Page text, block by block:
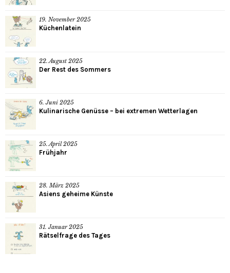
19. November 2025
Küchenlatein
22. August 2025
Der Rest des Sommers
6. Juni 2025
Kulinarische Genüsse – bei extremen Wetterlagen
25. April 2025
Frühjahr
28. März 2025
Asiens geheime Künste
31. Januar 2025
Rätselfrage des Tages